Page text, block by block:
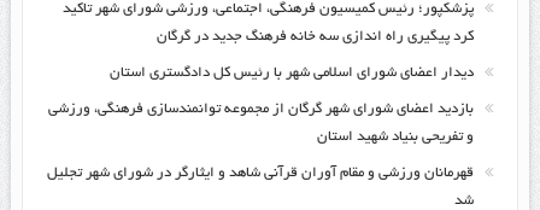
پزشکپور؛ رئیس کمیسیون فرهنگی، اجتماعی، ورزشی شورای شهر تاکید
کرد پیگیری راه اندازی سه خانه فرهنگ جدید در گرگان
دیدار اعضای شورای اسلامی شهر با رئیس کل دادگستری استان
بازدید اعضای شورای شهر گرگان از مجموعه توانمندسازی فرهنگی، ورزشی
و تفریحی بنیاد شهید استان
قهرمانان ورزشی و مقام آوران قرآنی شاهد و ایثارگر در شورای شهر تجلیل
شد